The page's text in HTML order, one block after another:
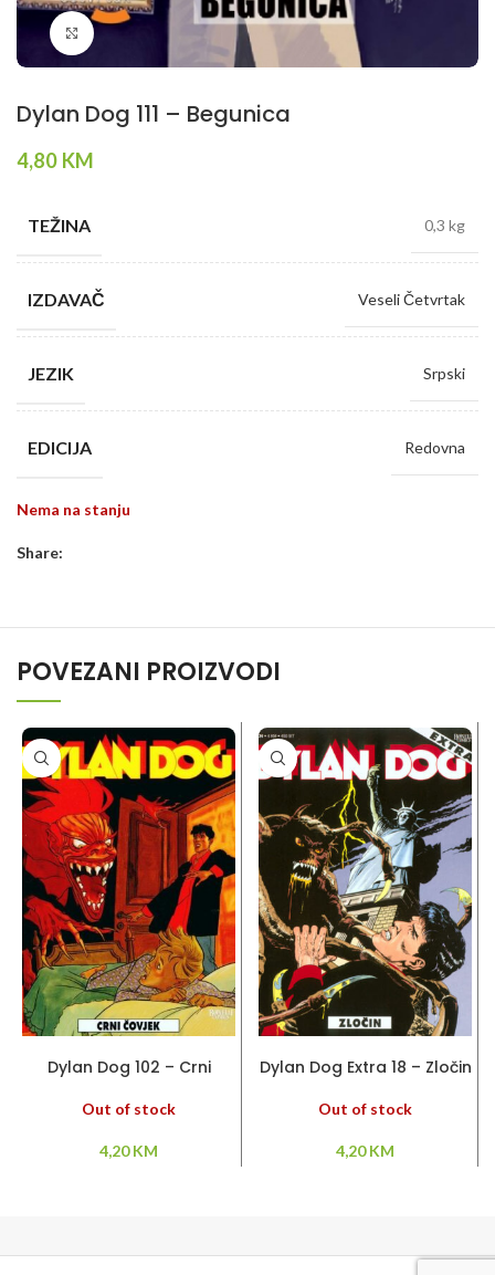
Klikni da povečaš
Dylan Dog 111 – Begunica
4,80 KM
TEŽINA 0,3 kg
IZDAVAČ Veseli Četvrtak
JEZIK Srpski
EDICIJA Redovna
Nema na stanju
Share:
POVEZANI PROIZVODI
Dylan Dog 102 – Crni
Out of stock
4,20KM
Dylan Dog Extra 18 – Zločin
Out of stock
4,20KM